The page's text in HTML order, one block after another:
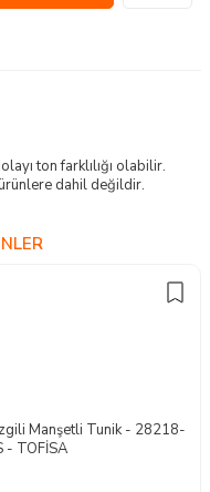
ton farklılığı olabilir.
dahil değildir.